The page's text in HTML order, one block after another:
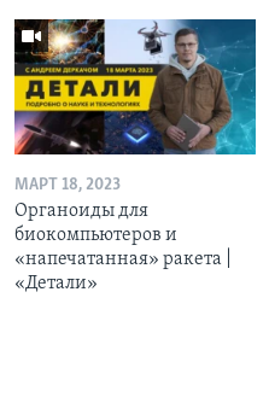
МАРТ 18, 2023
Органоиды для
биокомпьютеров и
«напечатанная» ракета |
«Детали»